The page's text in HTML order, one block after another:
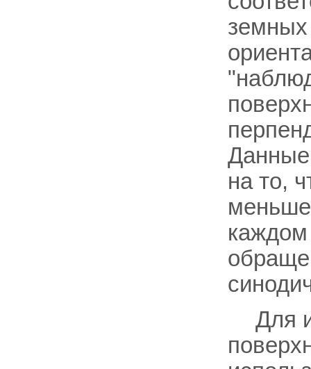
земных
на то,
меньше
Для